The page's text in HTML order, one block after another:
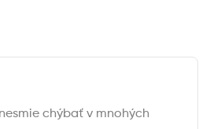
chýbať v mnohých